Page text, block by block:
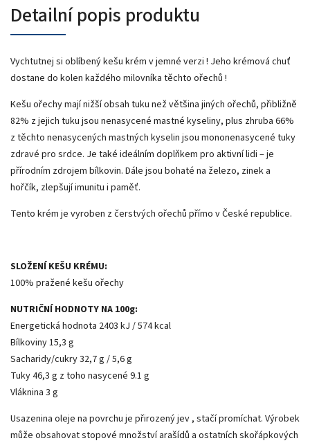
Detailní popis produktu
Vychtutnej si oblíbený kešu krém v jemné verzi ! Jeho krémová chuť
dostane do kolen každého milovníka těchto ořechů !
Kešu ořechy mají nižší obsah tuku než většina jiných ořechů, přibližně
82% z jejich tuku jsou nenasycené mastné kyseliny, plus zhruba 66%
z těchto nenasycených mastných kyselin jsou mononenasycené tuky
zdravé pro srdce. Je také ideálním doplňkem pro aktivní lidi – je
přírodním zdrojem bílkovin. Dále jsou bohaté na železo, zinek a
hořčík, zlepšují imunitu i paměť.
Tento krém je vyroben z čerstvých ořechů přímo v České republice.
SLOŽENÍ KEŠU KRÉMU:
100% pražené kešu ořechy
NUTRIČNÍ HODNOTY NA 100g:
Energetická hodnota 2403 kJ / 574 kcal
Bílkoviny 15,3 g
Sacharidy/cukry 32,7 g / 5,6 g
Tuky 46,3 g z toho nasycené 9.1 g
Vláknina 3 g
Usazenina oleje na povrchu je přirozený jev , stačí promíchat. Výrobek
může obsahovat stopové množství arašídů a ostatních skořápkových